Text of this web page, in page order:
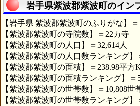
岩手県紫波郡紫波町のイン
【岩手県 紫波郡紫波町のふりがな】
【紫波郡紫波町の寺院数】＝22カ寺
【紫波郡紫波町の人口】＝32,614人
【紫波郡紫波町の人口数ランキング
【紫波郡紫波町の面積】＝238.98平方
【紫波郡紫波町の面積ランキング】
【紫波郡紫波町の世帯数】＝10,808世
【紫波郡紫波町の世帯数ランキング